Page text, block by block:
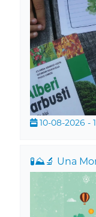
10-08-2026 -
🧪⛰️🔬 Una